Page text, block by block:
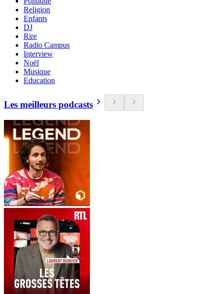
Religion
Enfants
DJ
Rire
Radio Campus
Interview
Noël
Musique
Education
Les meilleurs podcasts